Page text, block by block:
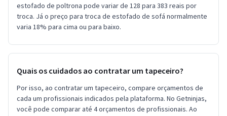
estofado de poltrona pode variar de 128 para 383 reais por
troca. Já o preço para troca de estofado de sofá normalmente
varia 18% para cima ou para baixo.
Quais os cuidados ao contratar um tapeceiro?
Por isso, ao contratar um tapeceiro, compare orçamentos de
cada um profissionais indicados pela plataforma. No Getninjas,
você pode comparar até 4 orçamentos de profissionais. Ao